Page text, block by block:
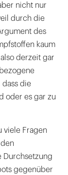
nicht nur
durch die
des
kaum
derzeit gar
dass die
oder es gar zu
viele Fragen
Durchsetzung
gegenüber